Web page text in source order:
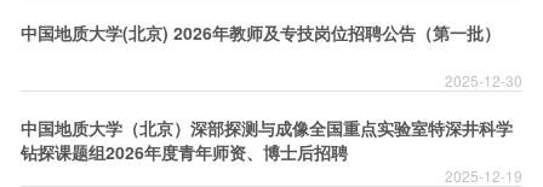
中国地质大学(北京) 2026年教师及专技岗位招聘公告（第一批）
2025-12-30
中国地质大学（北京）深部探测与成像全国重点实验室特深井科学
钻探课题组2026年度青年师资、博士后招聘
2025-12-19